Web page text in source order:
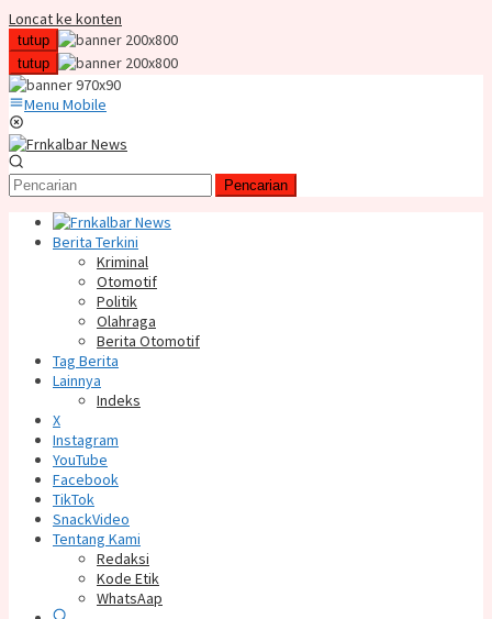
Loncat ke konten
tutup
tutup
Menu Mobile
Pencarian
Berita Terkini
Kriminal
Otomotif
Politik
Olahraga
Berita Otomotif
Tag Berita
Lainnya
Indeks
X
Instagram
YouTube
Facebook
TikTok
SnackVideo
Tentang Kami
Redaksi
Kode Etik
WhatsAap